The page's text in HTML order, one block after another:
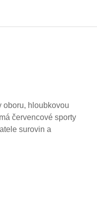
oboru, hloubkovou
červencové sporty
surovin a